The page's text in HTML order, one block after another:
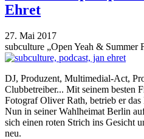
Ehret
27. Mai 2017
subculture „Open Yeah & Summer
DJ, Produzent, Multimedial-Act,
Clubbetreiber... Mit seinem besten
Fotograf Oliver Rath, betrieb er
Nun in seiner Wahlheimat Berlin
sich einen roten Strich ins Gesicht
neu.